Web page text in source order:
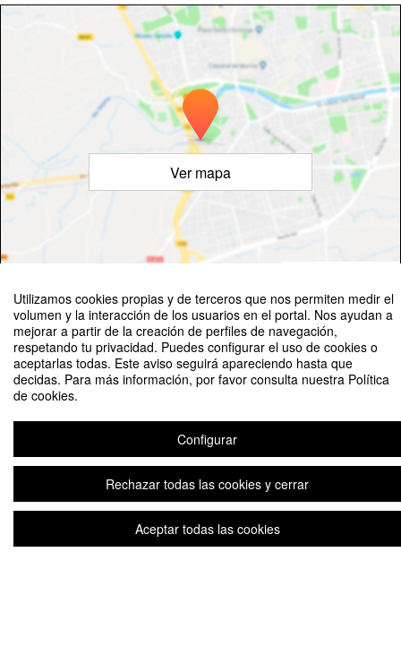
Utilizamos cookies propias y de terceros que nos permiten medir el
volumen y la interacción de los usuarios en el portal. Nos ayudan a
mejorar a partir de la creación de perfiles de navegación,
respetando tu privacidad. Puedes configurar el uso de cookies o
aceptarlas todas. Este aviso seguirá apareciendo hasta que
decidas. Para más información, por favor consulta nuestra Política
de cookies.
Configurar
Rechazar todas las cookies y cerrar
Aceptar todas las cookies
Ver mapa
FECHAS EN HORA LOCAL DEL EVENTO
May '26
6
09:00 Apertura de inscripciones
9
Jun '26 10:00Cierre de inscripciones